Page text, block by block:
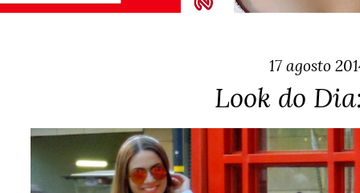
17 agosto
Look do